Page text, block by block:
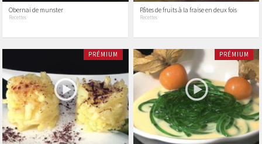
Obernai de munster
Recettes
Pâtes de fruits à la fraise en deux fois
Recettes
PRÉMIUM PRÉMIUM